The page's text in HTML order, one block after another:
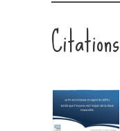
Citations